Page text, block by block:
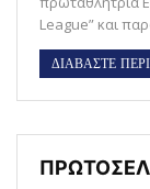
League” και
ΔΙΑΒΑΣΤΕ